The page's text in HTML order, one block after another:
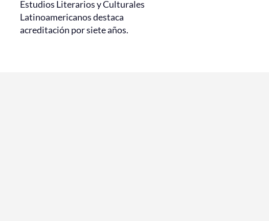
Estudios Literarios y Culturales
Latinoamericanos destaca
acreditación por siete años.